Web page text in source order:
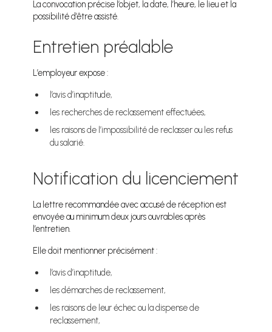
La convocation précise l’objet, la date, l’heure, le lieu et la
possibilité d’être assisté.
Entretien préalable
L’employeur expose :
l’avis d’inaptitude,
les recherches de reclassement effectuées,
les raisons de l’impossibilité de reclasser ou les refus
du salarié.
Notification du licenciement
La lettre recommandée avec accusé de réception est
envoyée au minimum deux jours ouvrables après
l’entretien.
Elle doit mentionner précisément :
l’avis d’inaptitude,
les démarches de reclassement,
les raisons de leur échec ou la dispense de
reclassement,